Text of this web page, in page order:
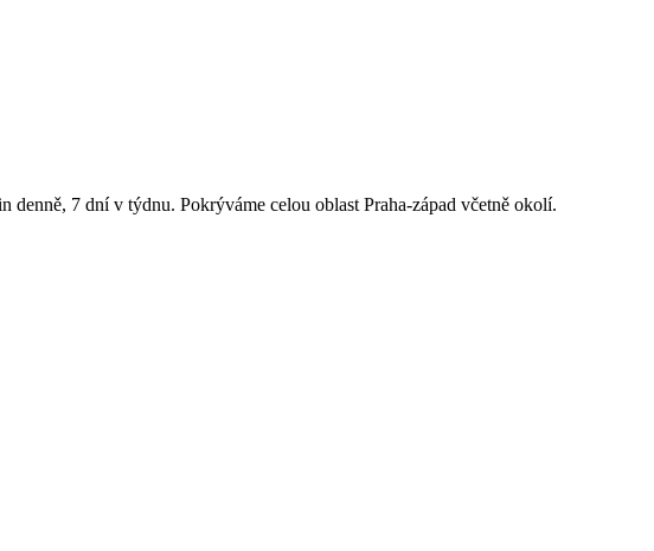
denně, 7 dní v týdnu. Pokrýváme celou oblast Praha-západ včetně okolí.